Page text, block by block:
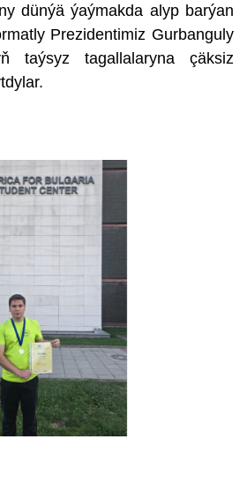
dünýä ýaýmakda alyp barýan
Prezidentimiz Gurbanguly
taýsyz tagallalaryna çäksiz